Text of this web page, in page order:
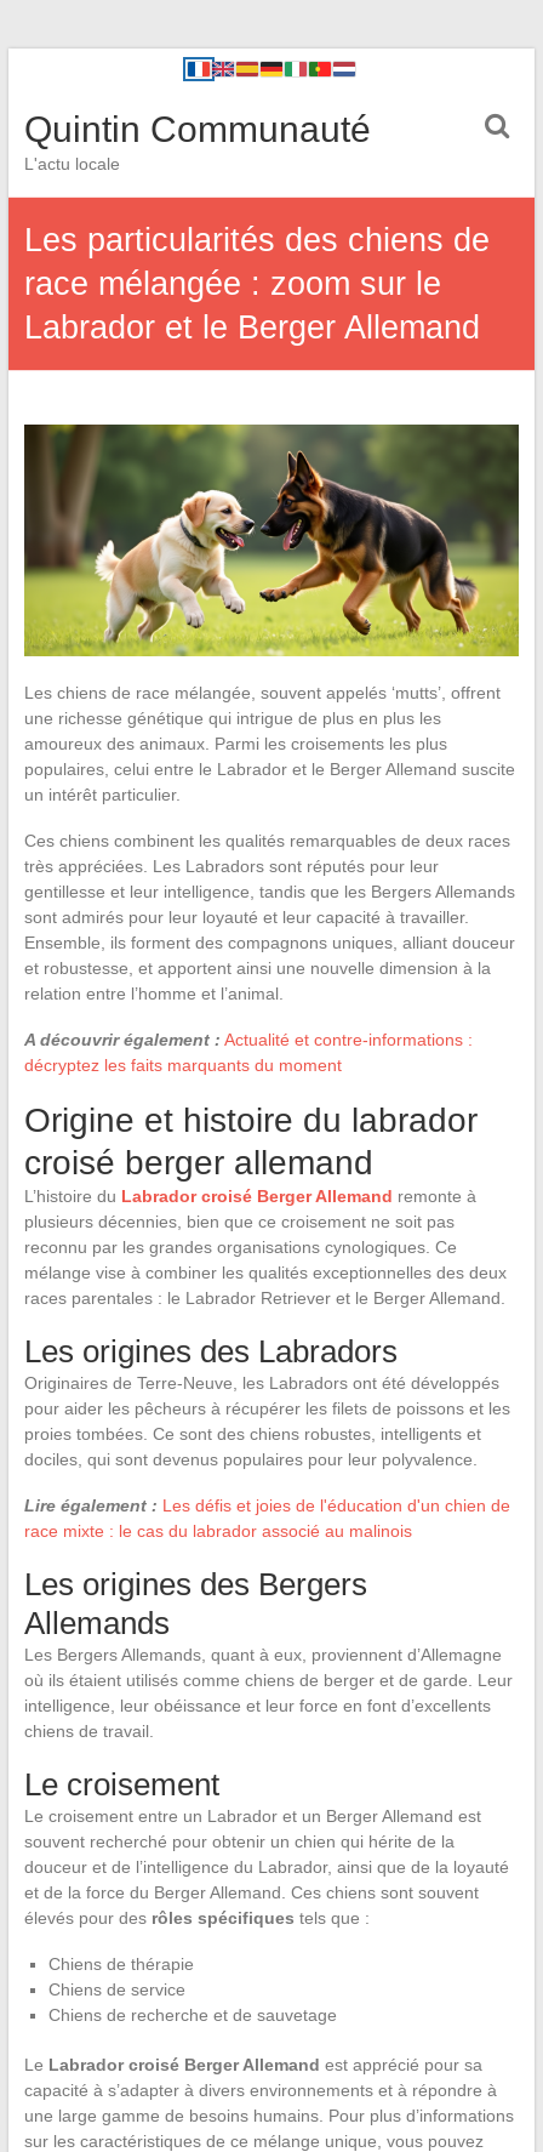
Quintin Communauté
L'actu locale
Les particularités des chiens de
race mélangée : zoom sur le
Labrador et le Berger Allemand
Les chiens de race mélangée, souvent appelés ‘mutts’, offrent
une richesse génétique qui intrigue de plus en plus les
amoureux des animaux. Parmi les croisements les plus
populaires, celui entre le Labrador et le Berger Allemand suscite
un intérêt particulier.
Ces chiens combinent les qualités remarquables de deux races
très appréciées. Les Labradors sont réputés pour leur
gentillesse et leur intelligence, tandis que les Bergers Allemands
sont admirés pour leur loyauté et leur capacité à travailler.
Ensemble, ils forment des compagnons uniques, alliant douceur
et robustesse, et apportent ainsi une nouvelle dimension à la
relation entre l’homme et l’animal.
A découvrir également : Actualité et contre-informations :
décryptez les faits marquants du moment
Origine et histoire du labrador
croisé berger allemand
L’histoire du Labrador croisé Berger Allemand remonte à
plusieurs décennies, bien que ce croisement ne soit pas
reconnu par les grandes organisations cynologiques. Ce
mélange vise à combiner les qualités exceptionnelles des deux
races parentales : le Labrador Retriever et le Berger Allemand.
Les origines des Labradors
Originaires de Terre-Neuve, les Labradors ont été développés
pour aider les pêcheurs à récupérer les filets de poissons et les
proies tombées. Ce sont des chiens robustes, intelligents et
dociles, qui sont devenus populaires pour leur polyvalence.
Lire également : Les défis et joies de l'éducation d'un chien de
race mixte : le cas du labrador associé au malinois
Les origines des Bergers
Allemands
Les Bergers Allemands, quant à eux, proviennent d’Allemagne
où ils étaient utilisés comme chiens de berger et de garde. Leur
intelligence, leur obéissance et leur force en font d’excellents
chiens de travail.
Le croisement
Le croisement entre un Labrador et un Berger Allemand est
souvent recherché pour obtenir un chien qui hérite de la
douceur et de l’intelligence du Labrador, ainsi que de la loyauté
et de la force du Berger Allemand. Ces chiens sont souvent
élevés pour des rôles spécifiques tels que :
Chiens de thérapie
Chiens de service
Chiens de recherche et de sauvetage
Le Labrador croisé Berger Allemand est apprécié pour sa
capacité à s’adapter à divers environnements et à répondre à
une large gamme de besoins humains. Pour plus d’informations
sur les caractéristiques de ce mélange unique, vous pouvez